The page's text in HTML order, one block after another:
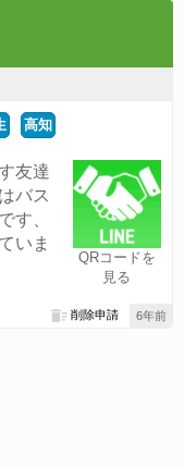
高知
QRコードを
見る
友達
バス
す、
いま
6年前
削除申請